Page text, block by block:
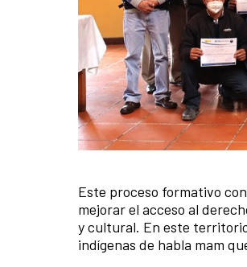
News content
Este proceso formativo
mejorar el acceso al
y cultural. En este
indígenas de habla mam